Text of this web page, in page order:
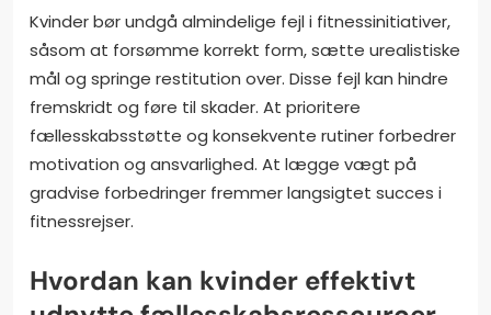
Kvinder bør undgå almindelige fejl i fitnessinitiativer,
såsom at forsømme korrekt form, sætte urealistiske
mål og springe restitution over. Disse fejl kan hindre
fremskridt og føre til skader. At prioritere
fællesskabsstøtte og konsekvente rutiner forbedrer
motivation og ansvarlighed. At lægge vægt på
gradvise forbedringer fremmer langsigtet succes i
fitnessrejser.
Hvordan kan kvinder effektivt